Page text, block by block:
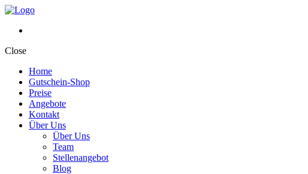
Close
Home
Gutschein-Shop
Preise
Angebote
Kontakt
Über Uns
Über Uns
Team
Stellenangebot
Blog